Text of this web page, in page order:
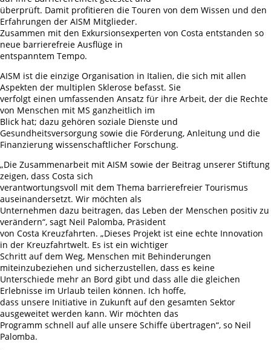
überprüft. Damit profitieren die Touren von dem Wissen und den
Erfahrungen der AISM Mitglieder.
Zusammen mit den Exkursionsexperten von Costa entstanden so
neue barrierefreie Ausflüge in
entspanntem Tempo.
AISM ist die einzige Organisation in Italien, die sich mit allen
Aspekten der multiplen Sklerose befasst. Sie
verfolgt einen umfassenden Ansatz für ihre Arbeit, der die Rechte
von Menschen mit MS ganzheitlich im
Blick hat; dazu gehören soziale Dienste und
Gesundheitsversorgung sowie die Förderung, Anleitung und die
Finanzierung wissenschaftlicher Forschung.
„Die Zusammenarbeit mit AISM sowie der Beitrag unserer Stiftung
zeigen, dass Costa sich
verantwortungsvoll mit dem Thema barrierefreier Tourismus
auseinandersetzt. Wir möchten als
Unternehmen dazu beitragen, das Leben der Menschen positiv zu
verändern“, sagt Neil Palomba, Präsident
von Costa Kreuzfahrten. „Dieses Projekt ist eine echte Innovation
in der Kreuzfahrtwelt. Es ist ein wichtiger
Schritt auf dem Weg, Menschen mit Behinderungen
miteinzubeziehen und sicherzustellen, dass es keine
Unterschiede mehr an Bord gibt und dass alle die gleichen
Erlebnisse im Urlaub teilen können. Ich hoffe,
dass unsere Initiative in Zukunft auf den gesamten Sektor
ausgeweitet werden kann. Wir möchten das
Programm schnell auf alle unsere Schiffe übertragen“, so Neil
Palomba.